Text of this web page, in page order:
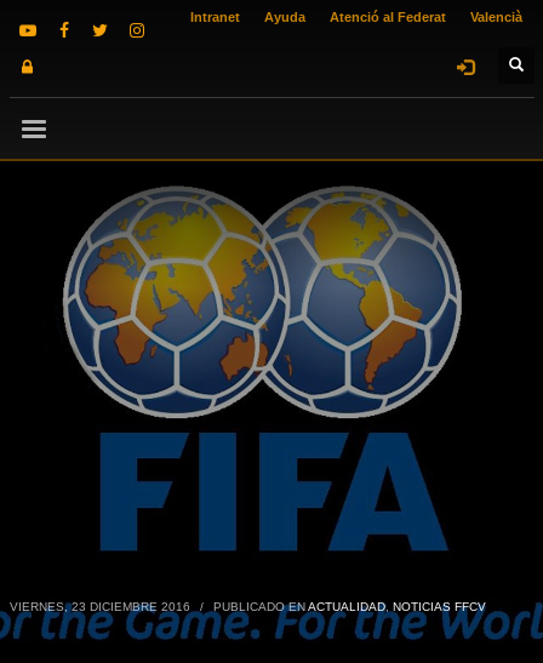
Intranet Ayuda Atenció al Federat Valencià
VIERNES, 23 DICIEMBRE 2016 / PUBLICADO ENACTUALIDAD, NOTICIAS FFCV